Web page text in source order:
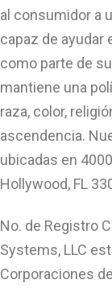
al consumidor a
capaz de ayudar
como parte de
mantiene una
raza, color,
ascendencia.
ubicadas en
Hollywood, FL
No. de Registro
Systems, LLC
Corporaciones